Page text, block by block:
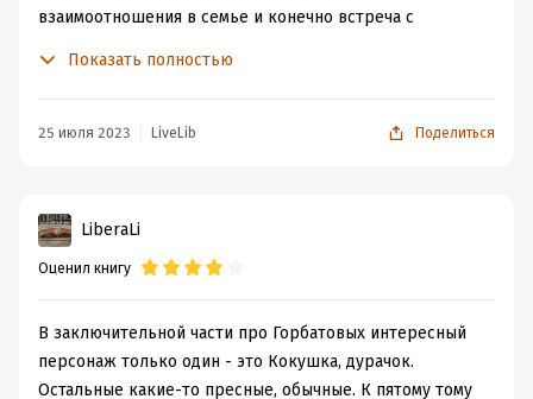
взаимоотношения в семье и конечно встреча с
самые интересный персонаж и приключения с ним
Следить за ним, за тем, как будут некоторые
персонажи пользоваться его положением, его
недалеким умом конечно и тяжело и в то же время так
то живость. Читать про благородные любовные чувства
всегда любопытно, но порой набивает оскомину
слишком правильные отношения - о них много пишут
Показать полностью
25 июля 2023 LiveLib Поделиться
LiberaLi
Оценил книгу
В заключительной части про Горбатовых интересный
персонаж только один - это Кокушка, дурачок.
Остальные какие-то пресные, обычные. К пятому тому